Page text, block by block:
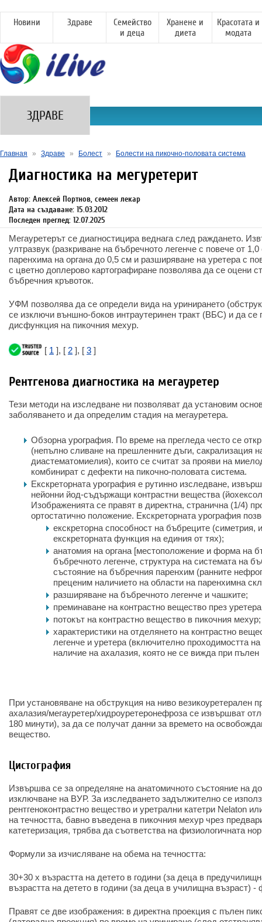
Новини Здраве
Семейство
и деца
Хранене и
диета
Красотата и
модата
ЗДРАВЕ
Главная » Здраве » Болест » Болести на пикочно-половата система
Диагностика на мегуретерит
Автор: Алексей Портнов, семеен лекар
Дата на създаване: 15.03.2012
Последен преглед: 12.07.2025
Мегауретерът се диагностицира веднага след раждането.
ултразвук (разкриване на бъбречното легенче с повече от
паренхима на органа до 0,5 см и разширяване на уретера с
с цветно доплерово картографиране позволява да се оцени
бъбречния кръвоток.
УФМ позволява да се определи вида на уринирането
се изключи външно-боков интраутеринен тракт (ВБС) и да се
дисфункция на пикочния мехур.
[ 1 ], [ 2 ], [ 3 ]
Рентгенова диагностика на мегауретер
Тези методи на изследване ни позволяват да установим
заболяването и да определим стадия на мегауретера.
Обзорна урография. По време на прегледа често се
(непълно сливане на прешленните дъги, сакрализация
диастематомиелия), които се считат за прояви на
комбинират с дефекти на пикочно-половата система.
Екскреторната урография е рутинно изследване,
нейонни йод-съдържащи контрастни вещества
Изображенията се правят в директна, странична (1/4)
ортостатично положение. Екскреторната урография
екскреторна способност на бъбреците (симетрия,
екскреторната функция на единия от тях);
анатомия на органа [местоположение и форма на
бъбречното легенче, структура на системата на
състояние на бъбречния паренхим (ранните
преценим наличието на области на паренхимна
разширяване на бъбречното легенче и чашките;
преминаване на контрастно вещество през
потокът на контрастно вещество в пикочния мехур;
характеристики на отделянето на контрастно
легенче и уретера (включително проходимостта
наличие на ахалазия, която не се вижда при
При установяване на обструкция на ниво везикоуретерален
ахалазия/мегауретер/хидроуретеронефроза се извършват
180 минути), за да се получат данни за времето на
вещество.
Цистография
Извършва се за определяне на анатомичното състояние на
изключване на ВУР. За изследването задължително се
рентгеноконтрастно вещество и уретрални катетри Nelaton
на течността, бавно въведена в пикочния мехур чрез
катетеризация, трябва да съответства на физиологичната
Формули за изчисляване на обема на течността:
30+30 x възрастта на детето в години (за деца в
възрастта на детето в години (за деца в училищна възраст)
Правят се две изображения: в директна проекция с пълен